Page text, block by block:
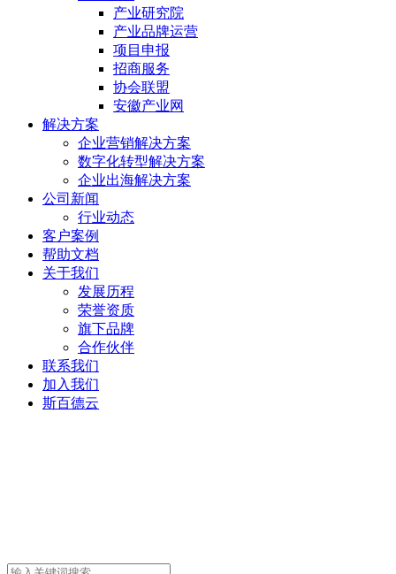
产业研究院
产业品牌运营
项目申报
招商服务
协会联盟
安徽产业网
解决方案
企业营销解决方案
数字化转型解决方案
企业出海解决方案
公司新闻
行业动态
客户案例
帮助文档
关于我们
发展历程
荣誉资质
旗下品牌
合作伙伴
联系我们
加入我们
斯百德云